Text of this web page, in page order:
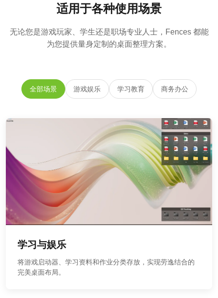
适用于各种使用场景
无论您是游戏玩家、学生还是职场专业人士，Fences 都能
为您提供量身定制的桌面整理方案。
全部场景 游戏娱乐 学习教育 商务办公
学习与娱乐
将游戏启动器、学习资料和作业分类存放，实现劳逸结合的
完美桌面布局。